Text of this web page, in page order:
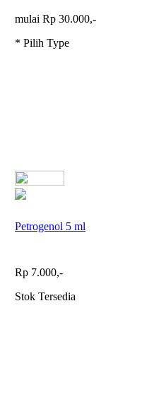
mulai Rp 30.000,-
* Pilih Type
Petrogenol 5 ml
Rp 7.000,-
Stok Tersedia